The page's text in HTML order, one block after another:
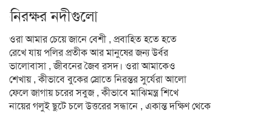
নিরক্ষর নদীগুলো
ওরা আমার চেয়ে জানে বেশী , প্রবাহিত হতে হতে
রেখে যায় পলির প্রতীক আর মানুষের জন্য উর্বর
ভালোবাসা , জীবনের জৈব রসদ। ওরা আমাকেও
শেখায় , কীভাবে বুকের স্রোতে নিরন্তর সুর্যেরা আলো
ফেলে জাগায় চরের সবুজ , কীভাবে মাঝিমন্ত্র শিখে
নায়ের গলুই ছুটে চলে উত্তরের সন্ধানে , একান্ত দক্ষিণ থেকে